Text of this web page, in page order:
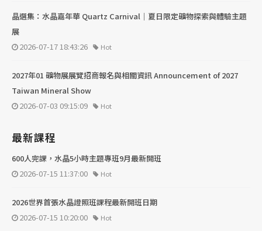
晶選集：水晶嘉年華 Quartz Carnival｜夏日限定礦物探索與體驗主題
展
2026-07-17 18:43:26
Hot
2027年01 礦物展展覽招商報名與相關資訊 Announcement of 2027
Taiwan Mineral Show
2026-07-03 09:15:09
Hot
最新課程
600人完課，水晶5小時主題專班9月最新開班
2026-07-15 11:37:00
Hot
2026世界首張水晶證照班課程最新開班日期
2026-07-15 10:20:00
Hot